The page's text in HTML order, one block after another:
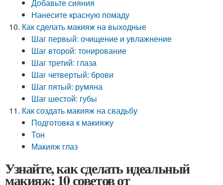
Добавьте сияния
Нанесите красную помаду
Как сделать макияж на выходные
Шаг первый: очищение и увлажнение
Шаг второй: тонирование
Шаг третий: глаза
Шаг четвертый: брови
Шаг пятый: румяна
Шаг шестой: губы
Как создать макияж на свадьбу
Подготовка к макияжу
Тон
Макияж глаз
Узнайте, как сделать идеальный
макияж: 10 советов от